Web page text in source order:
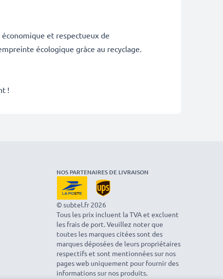
et respectueux de
écologique grâce au recyclage.
!
NOS PARTENAIRES DE LIVRAISON
© subtel.fr 2026
Tous les prix incluent la TVA et excluent
les frais de port. Veuillez noter que
toutes les marques citées sont des
marques déposées de leurs propriétaires
respectifs et sont mentionnées sur nos
pages web uniquement pour fournir des
informations sur nos produits.